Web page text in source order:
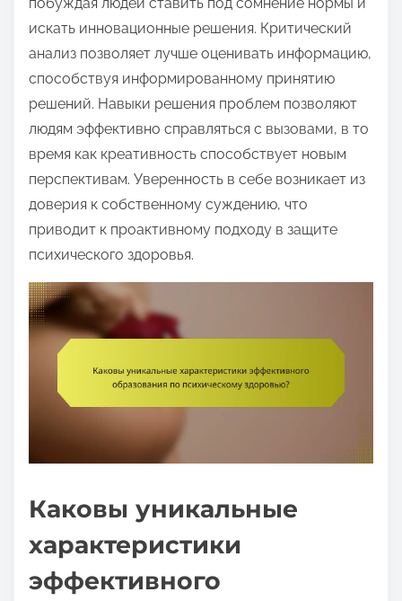
побуждая людей ставить под сомнение нормы и
искать инновационные решения. Критический
анализ позволяет лучше оценивать информацию,
способствуя информированному принятию
решений. Навыки решения проблем позволяют
людям эффективно справляться с вызовами, в то
время как креативность способствует новым
перспективам. Уверенность в себе возникает из
доверия к собственному суждению, что
приводит к проактивному подходу в защите
психического здоровья.
Каковы уникальные
характеристики
эффективного